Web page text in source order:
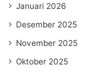
Januari 2026
Desember 2025
November 2025
Oktober 2025